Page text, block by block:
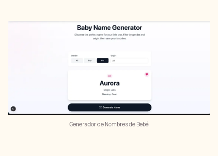
Generador de Nombres de Bebé